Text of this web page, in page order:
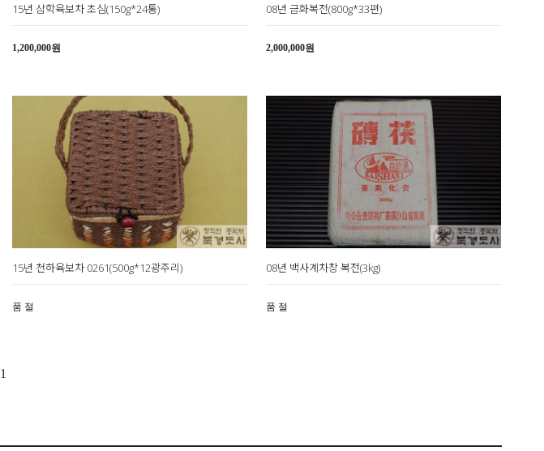
15년 삼학육보차 초심(150g*24통)
1,200,000원
08년 금화복전(800g*33편)
2,000,000원
15년 천하육보차 0261(500g*12광주리)
품 절
08년 백사계차창 복전(3kg)
품 절
1